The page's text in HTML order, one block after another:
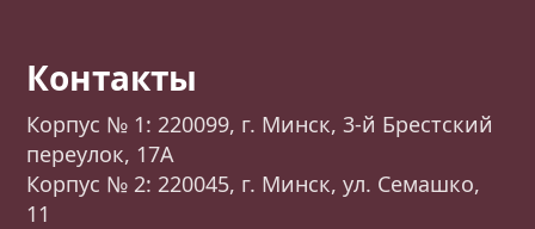
Контакты
Корпус № 1: 220099, г. Минск, 3-й Брестский
переулок, 17А
Корпус № 2: 220045, г. Минск, ул. Семашко,
11